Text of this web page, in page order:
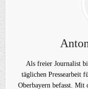
Als freier Journalist
täglichen Pressearbeit
Oberbayern befasst. Mit